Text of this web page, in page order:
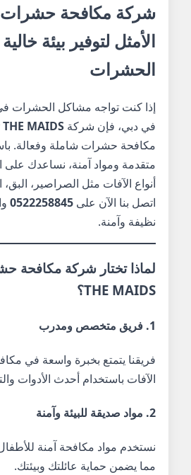
شركة مكافحة حشرات
الأمثل لتوفير بيئة
الحشرات
إذا كنت تواجه مشاكل الحشرات
في دبي، فإن شركة THE MAIDS
مكافحة حشرات شاملة وفعالة.
متقدمة ومواد آمنة، نساعدك
أنواع الآفات مثل الصراصير،
اتصل بنا الآن على 0522258845
نظيفة وآمنة.
لماذا تختار شركة مكافحة
THE MAIDS؟
1. فريق متخصص ومدرب
فريقنا يتمتع بخبرة واسعة في
الآفات باستخدام أحدث الأدوات
2. مواد صديقة للبيئة وآمنة
نستخدم مواد مكافحة آمنة للأطفال
مما يضمن حماية عائلتك وبيئتك.